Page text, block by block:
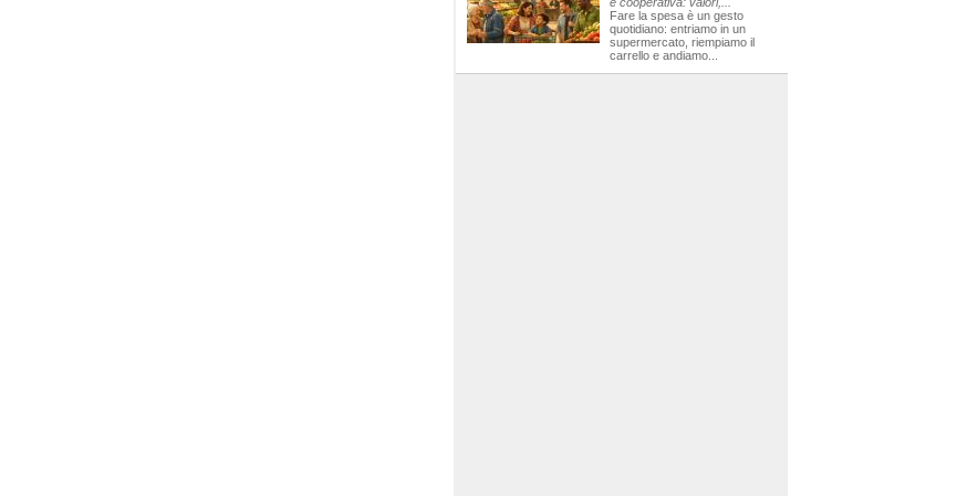
Fare la spesa è un gesto
quotidiano: entriamo in un
supermercato, riempiamo il
carrello e andiamo...